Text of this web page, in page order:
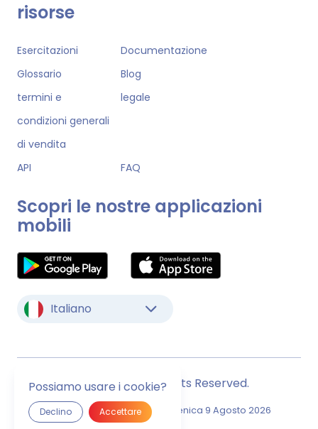
risorse
Esercitazioni
Documentazione
Glossario
Blog
termini e
condizioni generali
di vendita
legale
API FAQ
Scopri le nostre applicazioni
mobili
Italiano
© Monstock. All Rights Reserved.
Ultimo Aggiornamento Domenica 9 Agosto 2026
Possiamo usare i cookie?
Declino Accettare